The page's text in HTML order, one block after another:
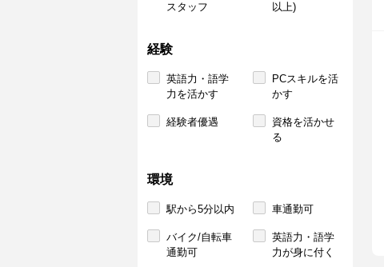
スタッフ
以上)
経験
英語力・語学
力を活かす
PCスキルを活
かす
経験者優遇
資格を活かせ
る
環境
駅から5分以内 車通勤可
バイク/自転車
通勤可
英語力・語学
力が身に付く